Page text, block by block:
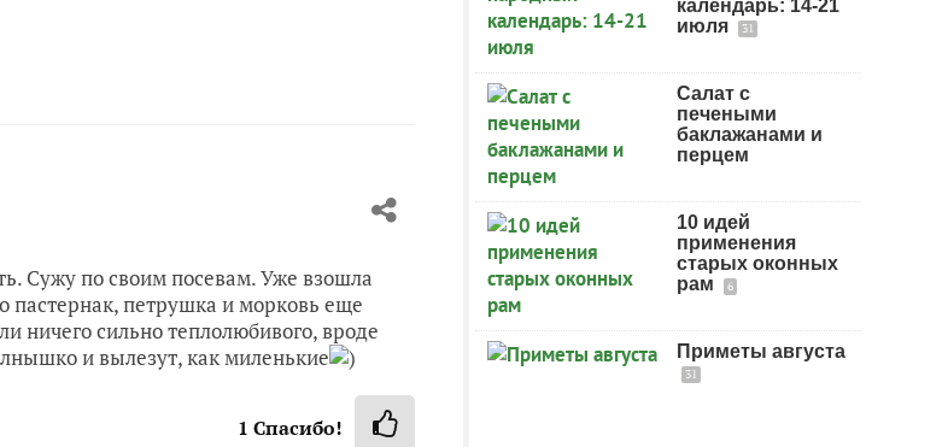
Сужу по своим посевам. Уже взошла
пастернак, петрушка и морковь еще
ничего сильно теплолюбивого, вроде
и вылезут, как миленькие
)
1 Спасибо!
календарь: 14-21
июля
31
Салат с
печеными
баклажанами и
перцем
10 идей
применения
старых оконных
рам
6
Приметы августа
31